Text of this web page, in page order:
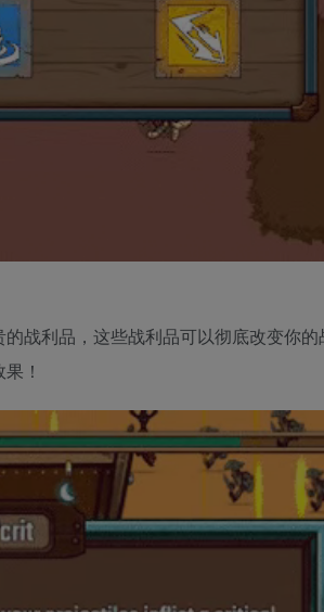
战利品，这些战利品可以彻底改变你
！